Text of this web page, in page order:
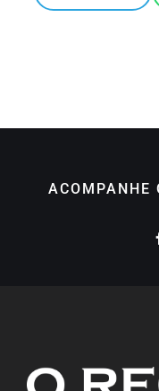
ACOMPANHE